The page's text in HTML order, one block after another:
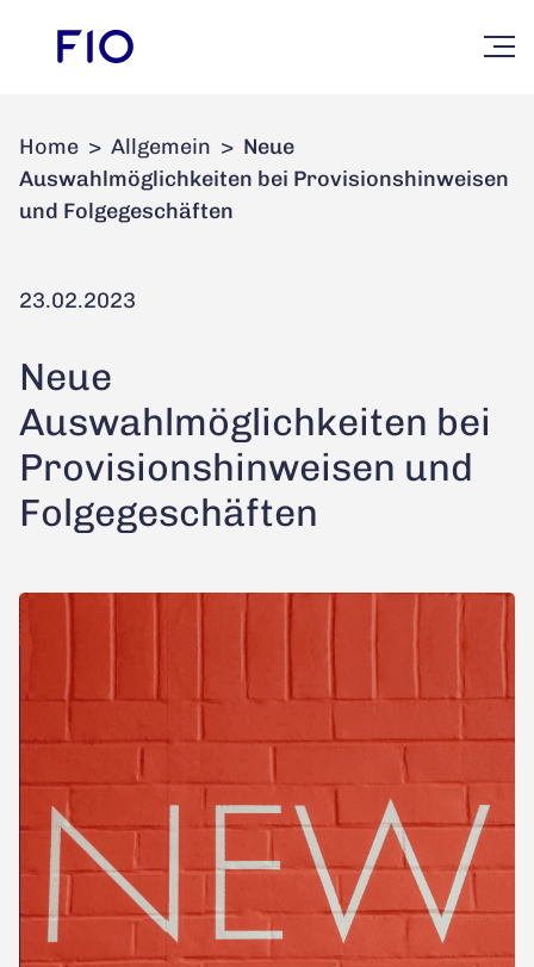
Home > Allgemein > Neue
Auswahlmöglichkeiten bei Provisionshinweisen
und Folgegeschäften
23.02.2023
Neue
Auswahlmöglichkeiten bei
Provisionshinweisen und
Folgegeschäften